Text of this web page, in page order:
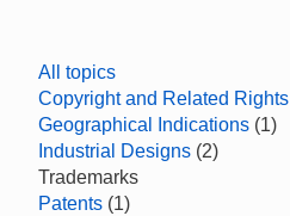
All topics
Copyright and Related Rights
Geographical Indications (1)
Industrial Designs (2)
Trademarks
Patents (1)